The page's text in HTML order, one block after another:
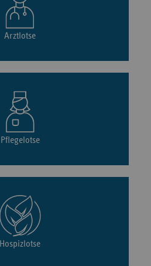
Arztlotse
Pflegelotse
Hospizlotse